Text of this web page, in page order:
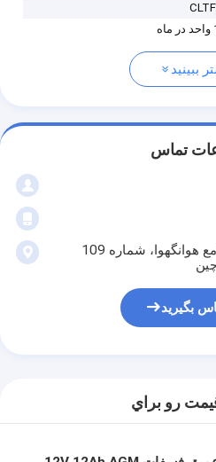
ببینید
تماس
واحد 5-531 منطقه گمرکی جامع هوانگهوا، شماره 109
بگیرید
رو براي